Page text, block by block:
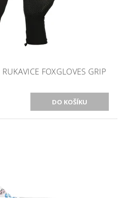
FOXGLOVES GRIP